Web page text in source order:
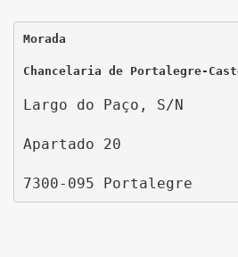
Morada
Chancelaria de Portalegre-
Largo do Paço, S/N
Apartado 20
7300-095 Portalegre